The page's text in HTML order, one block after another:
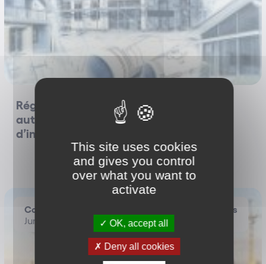
Régularisation spontanée d’une
autorisation d’urbanisme en cours
d’instance
Construction / Responsabilité Des Constructeurs
Jurisprudence
This site uses cookies
and gives you control
over what you want to
activate
OK, accept all
Deny all cookies